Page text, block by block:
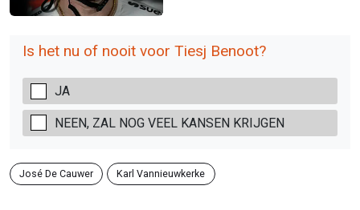
Is het nu of nooit voor Tiesj Benoot?
JA
NEEN, ZAL NOG VEEL KANSEN KRIJGEN
José De Cauwer Karl Vannieuwkerke